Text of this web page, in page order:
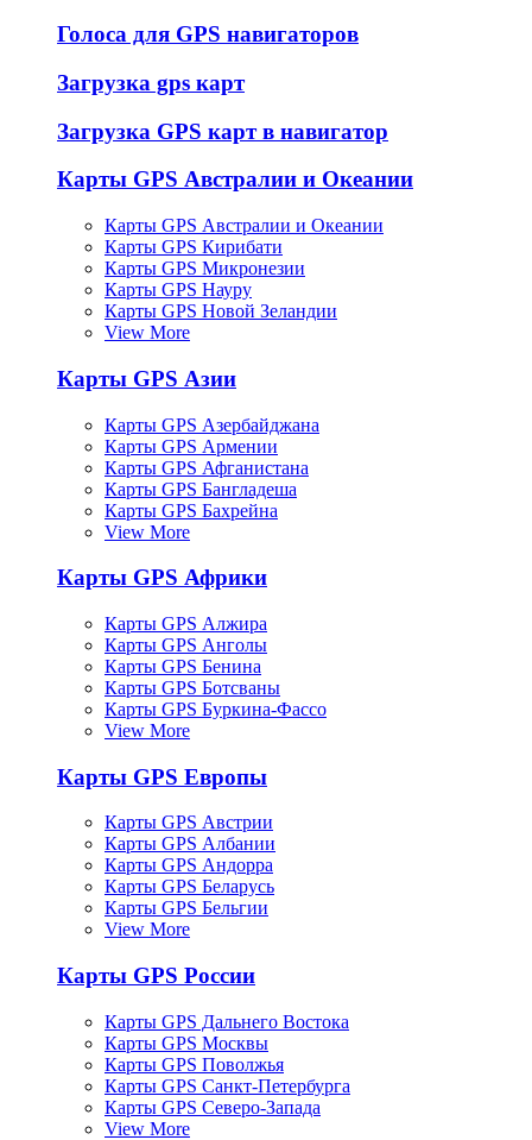
Голоса для GPS навигаторов
Загрузка gps карт
Загрузка GPS карт в навигатор
Карты GPS Австралии и Океании
Карты GPS Австралии и Океании
Карты GPS Кирибати
Карты GPS Микронезии
Карты GPS Науру
Карты GPS Новой Зеландии
View More
Карты GPS Азии
Карты GPS Азербайджана
Карты GPS Армении
Карты GPS Афганистана
Карты GPS Бангладеша
Карты GPS Бахрейна
View More
Карты GPS Африки
Карты GPS Алжира
Карты GPS Анголы
Карты GPS Бенина
Карты GPS Ботсваны
Карты GPS Буркина-Фассо
View More
Карты GPS Европы
Карты GPS Австрии
Карты GPS Албании
Карты GPS Андорра
Карты GPS Беларусь
Карты GPS Бельгии
View More
Карты GPS России
Карты GPS Дальнего Востока
Карты GPS Москвы
Карты GPS Поволжья
Карты GPS Санкт-Петербурга
Карты GPS Северо-Запада
View More